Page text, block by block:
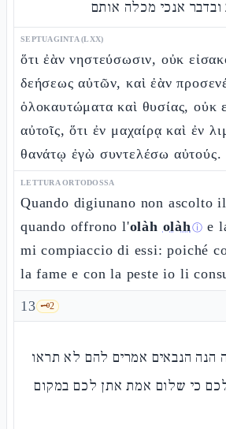
ובדבר אנכי מכלה אותם
SEPTUAGINTA (LXX)
ὅτι ἐὰν νηστεύσωσιν, οὐκ
δεήσεως αὐτῶν, καὶ ἐὰν
ὁλοκαυτώματα καὶ θυσίας, οὐκ
αὐτοῖς, ὅτι ἐν μαχαίρᾳ καὶ ἐν
θανάτῳ ἐγὼ συντελέσω αὐτούς.
LETTURA ORTODOSSA
Quando digiunano non ascolto
quando offrono l'olàh olàhⓘ e
mi compiaccio di essi: poiché
la fame e con la peste io li
13 🗝️2
הנה הנבאים אמרים להם לא תראו
כי שלום אמת אתן לכם במקום